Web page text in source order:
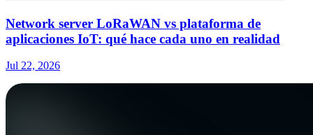
Network server LoRaWAN vs plataforma de
aplicaciones IoT: qué hace cada uno en realidad
Jul 22, 2026